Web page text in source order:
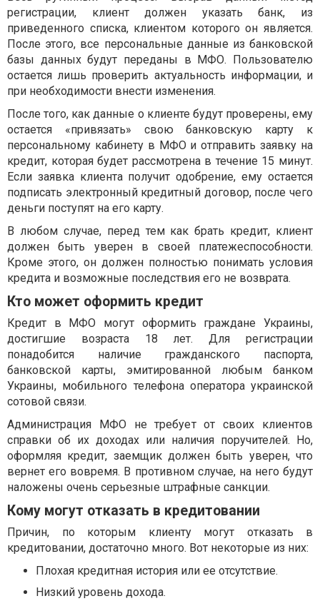
регистрации, клиент должен указать банк, из
приведенного списка, клиентом которого он является.
После этого, все персональные данные из банковской
базы данных будут переданы в МФО. Пользователю
остается лишь проверить актуальность информации, и
при необходимости внести изменения.
После того, как данные о клиенте будут проверены, ему
остается «привязать» свою банковскую карту к
персональному кабинету в МФО и отправить заявку на
кредит, которая будет рассмотрена в течение 15 минут.
Если заявка клиента получит одобрение, ему остается
подписать электронный кредитный договор, после чего
деньги поступят на его карту.
В любом случае, перед тем как брать кредит, клиент
должен быть уверен в своей платежеспособности.
Кроме этого, он должен полностью понимать условия
кредита и возможные последствия его не возврата.
Кто может оформить кредит
Кредит в МФО могут оформить граждане Украины,
достигшие возраста 18 лет. Для регистрации
понадобится наличие гражданского паспорта,
банковской карты, эмитированной любым банком
Украины, мобильного телефона оператора украинской
сотовой связи.
Администрация МФО не требует от своих клиентов
справки об их доходах или наличия поручителей. Но,
оформляя кредит, заемщик должен быть уверен, что
вернет его вовремя. В противном случае, на него будут
наложены очень серьезные штрафные санкции.
Кому могут отказать в кредитовании
Причин, по которым клиенту могут отказать в
кредитовании, достаточно много. Вот некоторые из них:
Плохая кредитная история или ее отсутствие.
Низкий уровень дохода.